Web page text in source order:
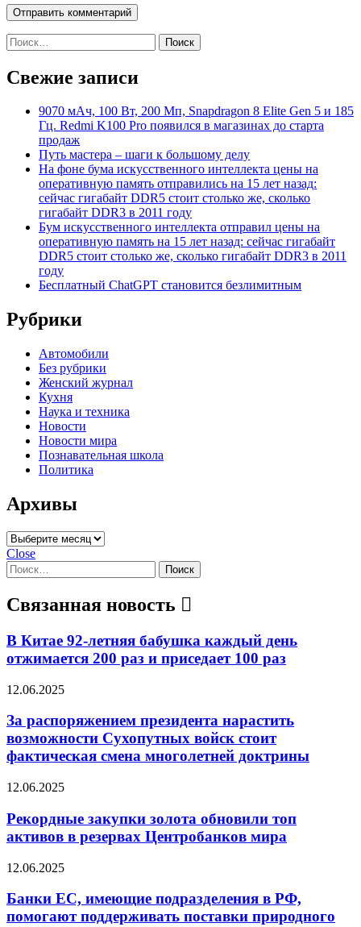
Найти:
Свежие записи
9070 мАч, 100 Вт, 200 Мп, Snapdragon 8 Elite Gen 5 и 185
Гц. Redmi K100 Pro появился в магазинах до старта
продаж
Путь мастера – шаги к большому делу
На фоне бума искусственного интеллекта цены на
оперативную память отправились на 15 лет назад:
сейчас гигабайт DDR5 стоит столько же, сколько
гигабайт DDR3 в 2011 году
Бум искусственного интеллекта отправил цены на
оперативную память на 15 лет назад: сейчас гигабайт
DDR5 стоит столько же, сколько гигабайт DDR3 в 2011
году
Бесплатный ChatGPT становится безлимитным
Рубрики
Автомобили
Без рубрики
Женский журнал
Кухня
Наука и техника
Новости
Новости мира
Познавательная школа
Политика
Архивы
Архивы
Close
Найти:
Связанная новость
В Китае 92-летняя бабушка каждый день
отжимается 200 раз и приседает 100 раз
12.06.2025
За распоряжением президента нарастить
возможности Сухопутных войск стоит
фактическая смена многолетней доктрины
12.06.2025
Рекордные закупки золота обновили топ
активов в резервах Центробанков мира
12.06.2025
Банки ЕС, имеющие подразделения в РФ,
помогают поддерживать поставки природного